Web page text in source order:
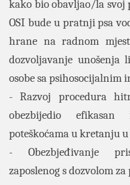
kako bio obavljao/la svoj
OSI bude u pratnji psa
hrane na radnom
dozvoljavanje
osobe sa psihosocijalnim
- Razvoj procedura
obezbijedio
poteškoćama u kretanju
- Obezbjeđivanje
zaposlenog s dozvolom